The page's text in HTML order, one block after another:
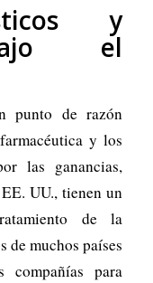
y
el
punto de razón
y los
las ganancias,
UU., tienen un
de la
de muchos países
compañías para